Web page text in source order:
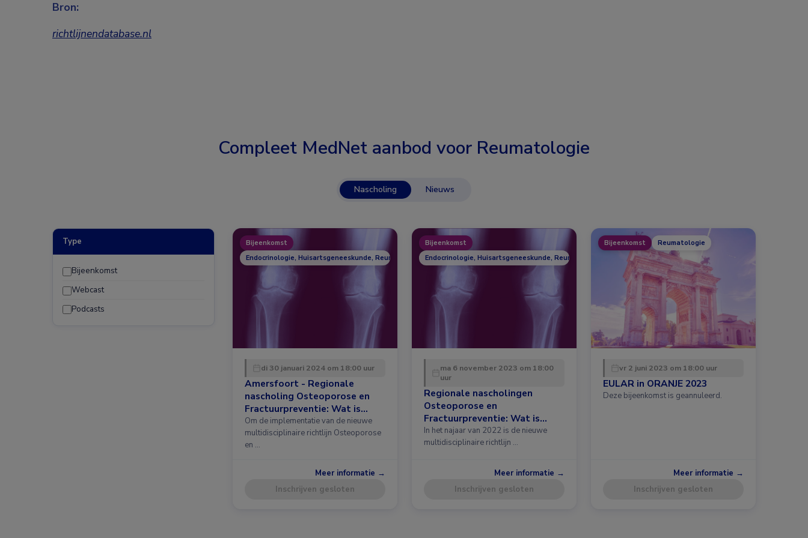
Bron:
richtlijnendatabase.nl
Compleet MedNet aanbod voor Reumatologie
Nascholing Nieuws
Type
Bijeenkomst
Webcast
Podcasts
Bijeenkomst
Endocrinologie, Huisartsgeneeskunde, Reumatologie
di 30 januari 2024 om 18:00 uur
Amersfoort - Regionale
nascholing Osteoporose en
Fractuurpreventie: Wat is
nieuw in de richtlijn?
Om de implementatie van de nieuwe
multidisciplinaire richtlijn Osteoporose
en …
Meer informatie →
Inschrijven gesloten
Bijeenkomst
Endocrinologie, Huisartsgeneeskunde, Reumatologie
ma 6 november 2023 om 18:00
uur
Regionale nascholingen
Osteoporose en
Fractuurpreventie: Wat is
nieuw in de richtlijn?
In het najaar van 2022 is de nieuwe
multidisciplinaire richtlijn …
Meer informatie →
Inschrijven gesloten
Bijeenkomst Reumatologie
vr 2 juni 2023 om 18:00 uur
EULAR in ORANJE 2023
Deze bijeenkomst is geannuleerd.
Meer informatie →
Inschrijven gesloten